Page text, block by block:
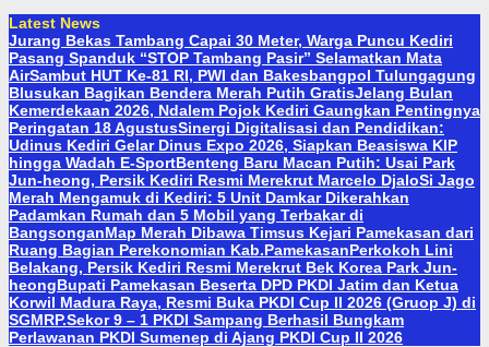
Latest News
Jurang Bekas Tambang Capai 30 Meter, Warga Puncu Kediri
Pasang Spanduk “STOP Tambang Pasir” Selamatkan Mata
AirSambut HUT Ke-81 RI, PWI dan Bakesbangpol Tulungagung
Blusukan Bagikan Bendera Merah Putih GratisJelang Bulan
Kemerdekaan 2026, Ndalem Pojok Kediri Gaungkan Pentingnya
Peringatan 18 AgustusSinergi Digitalisasi dan Pendidikan:
Udinus Kediri Gelar Dinus Expo 2026, Siapkan Beasiswa KIP
hingga Wadah E-SportBenteng Baru Macan Putih: Usai Park
Jun-heong, Persik Kediri Resmi Merekrut Marcelo DjaloSi Jago
Merah Mengamuk di Kediri: 5 Unit Damkar Dikerahkan
Padamkan Rumah dan 5 Mobil yang Terbakar di
BangsonganMap Merah Dibawa Timsus Kejari Pamekasan dari
Ruang Bagian Perekonomian Kab.PamekasanPerkokoh Lini
Belakang, Persik Kediri Resmi Merekrut Bek Korea Park Jun-
heongBupati Pamekasan Beserta DPD PKDI Jatim dan Ketua
Korwil Madura Raya, Resmi Buka PKDI Cup II 2026 (Gruop J) di
SGMRP.Sekor 9 – 1 PKDI Sampang Berhasil Bungkam
Perlawanan PKDI Sumenep di Ajang PKDI Cup II 2026